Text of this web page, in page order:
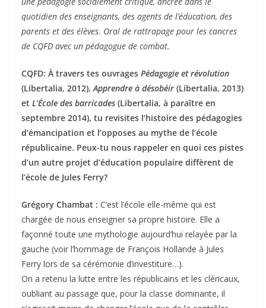
quotidien des enseignants, des agents de l’éducation, des
parents et des élèves. Oral de rattrapage pour les cancres
de CQFD avec un pédagogue de combat.
CQFD: À travers tes ouvrages Pédagogie et révolution
(Libertalia, 2012),Apprendre à désobéir (Libertalia, 2013)
et L’École des barricades (Libertalia, à paraître en
septembre 2014), tu revisites l’histoire des pédagogies
d’émancipation et l’opposes au mythe de l’école
républicaine. Peux-tu nous rappeler en quoi ces pistes
d’un autre projet d’éducation populaire diffèrent de
l’école de Jules Ferry?
Grégory Chambat : C’est l’école elle-même qui est
chargée de nous enseigner sa propre histoire. Elle a
façonné toute une mythologie aujourd’hui relayée par la
gauche (voir l’hommage de François Hollande à Jules
Ferry lors de sa cérémonie d’investiture…).
On a retenu la lutte entre les républicains et les cléricaux,
oubliant au passage que, pour la classe dominante, il